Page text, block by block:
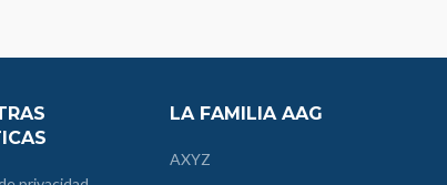
LA FAMILIA AAG
AXYZ